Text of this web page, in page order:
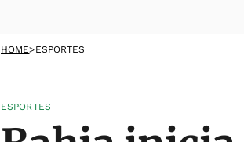
HOME>ESPORTES
ESPORTES